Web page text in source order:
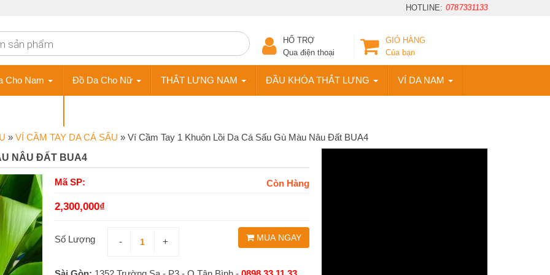
HOTLINE: 0787331133
HỔ TRỢ
Qua điện thoại
GIỎ HÀNG
Của bạn
Cho Nam Đồ Da Cho Nữ THẮT LƯNG NAM ĐẦU KHÓA THẮT LƯNG VÍ DA NAM
» VÍ CẦM TAY DA CÁ SẤU » Ví Cầm Tay 1 Khuôn Lồi Da Cá Sấu Gù Màu Nâu Đất BUA4
NÂU ĐẤT BUA4
Mã SP: Còn Hàng
2,300,000₫
Số Lượng - + MUA NGAY